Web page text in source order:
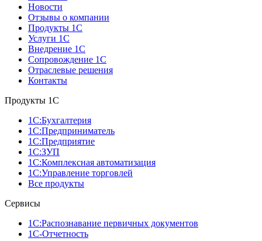
Новости
Отзывы о компании
Продукты 1С
Услуги 1С
Внедрение 1С
Сопровождение 1С
Отраслевые решения
Контакты
Продукты 1C
1С:Бухгалтерия
1С:Предприниматель
1С:Предприятие
1С:ЗУП
1С:Комплексная автоматизация
1С:Управление торговлей
Все продукты
Сервисы
1С:Распознавание первичных документов
1С-Отчетность